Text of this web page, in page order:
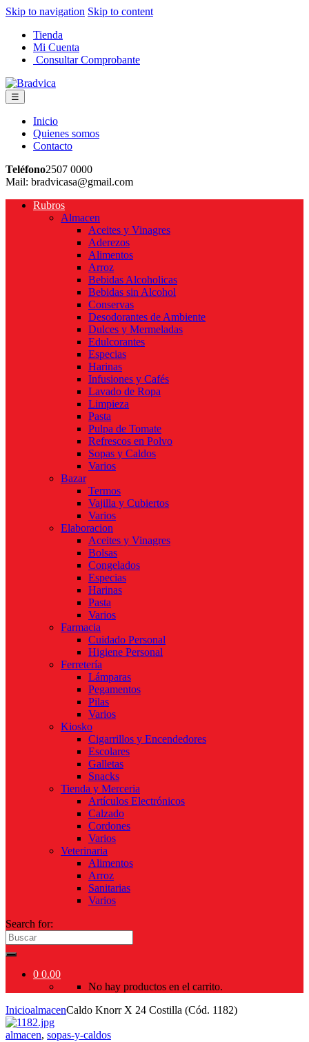
Skip to navigation Skip to content
Tienda
Mi Cuenta
Consultar Comprobante
☰
Inicio
Quienes somos
Contacto
Teléfono2507 0000
Mail: bradvicasa@gmail.com
Rubros
Almacen
Aceites y Vinagres
Aderezos
Alimentos
Arroz
Bebidas Alcoholicas
Bebidas sin Alcohol
Conservas
Desodorantes de Ambiente
Dulces y Mermeladas
Edulcorantes
Especias
Harinas
Infusiones y Cafés
Lavado de Ropa
Limpieza
Pasta
Pulpa de Tomate
Refrescos en Polvo
Sopas y Caldos
Varios
Bazar
Termos
Vajilla y Cubiertos
Varios
Elaboracion
Aceites y Vinagres
Bolsas
Congelados
Especias
Harinas
Pasta
Varios
Farmacia
Cuidado Personal
Higiene Personal
Ferretería
Lámparas
Pegamentos
Pilas
Varios
Kiosko
Cigarrillos y Encendedores
Escolares
Galletas
Snacks
Tienda y Merceria
Artículos Electrónicos
Calzado
Cordones
Varios
Veterinaria
Alimentos
Arroz
Sanitarias
Varios
Search for:
0 0.00
No hay productos en el carrito.
InicioalmacenCaldo Knorr X 24 Costilla (Cód. 1182)
almacen, sopas-y-caldos